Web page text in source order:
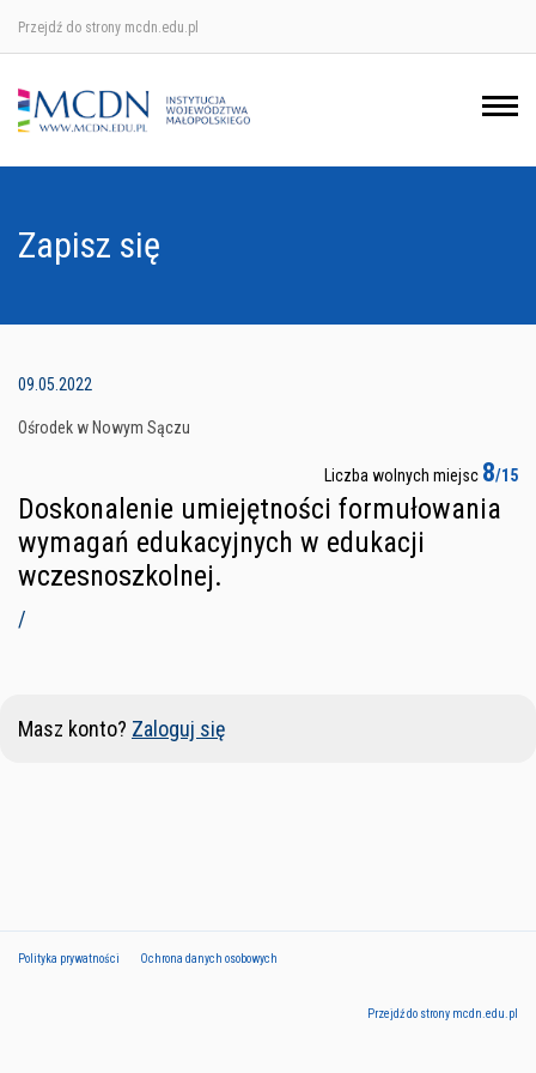
Przejdź do strony mcdn.edu.pl
Zapisz się
09.05.2022
Ośrodek w Nowym Sączu
Liczba wolnych miejsc 8/15
Doskonalenie umiejętności formułowania
wymagań edukacyjnych w edukacji
wczesnoszkolnej.
/
Masz konto? Zaloguj się
Polityka prywatności Ochrona danych osobowych
Przejdź do strony mcdn.edu.pl
Ośrodek w Krakowie
Ośrodek w Nowym Sączu
Ośrodek w Tarnowie